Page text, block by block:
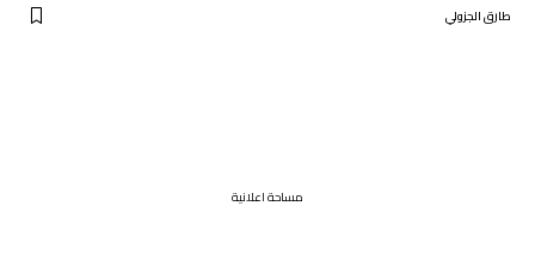
طارق الجزولي
مساحة اعلانية